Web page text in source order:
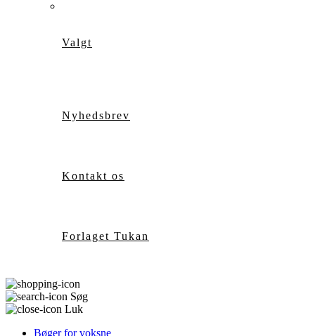
Valgt
Nyhedsbrev
Kontakt os
Forlaget Tukan
Søg
Luk
Bøger for voksne